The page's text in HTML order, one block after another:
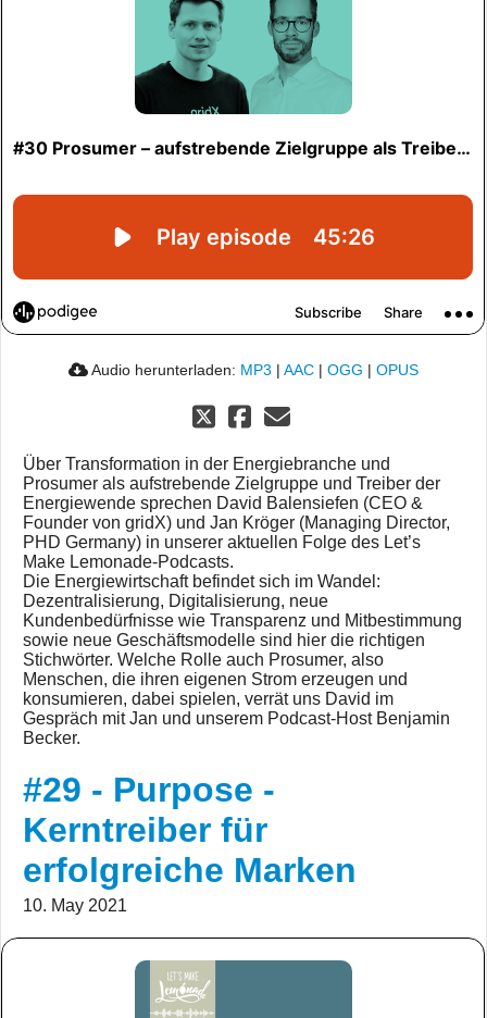
Audio herunterladen: MP3 | AAC | OGG | OPUS
Über Transformation in der Energiebranche und
Prosumer als aufstrebende Zielgruppe und Treiber der
Energiewende sprechen David Balensiefen (CEO &
Founder von gridX) und Jan Kröger (Managing Director,
PHD Germany) in unserer aktuellen Folge des Let’s
Make Lemonade-Podcasts.
Die Energiewirtschaft befindet sich im Wandel:
Dezentralisierung, Digitalisierung, neue
Kundenbedürfnisse wie Transparenz und Mitbestimmung
sowie neue Geschäftsmodelle sind hier die richtigen
Stichwörter. Welche Rolle auch Prosumer, also
Menschen, die ihren eigenen Strom erzeugen und
konsumieren, dabei spielen, verrät uns David im
Gespräch mit Jan und unserem Podcast-Host Benjamin
Becker.
#29 - Purpose -
Kerntreiber für
erfolgreiche Marken
10. May 2021